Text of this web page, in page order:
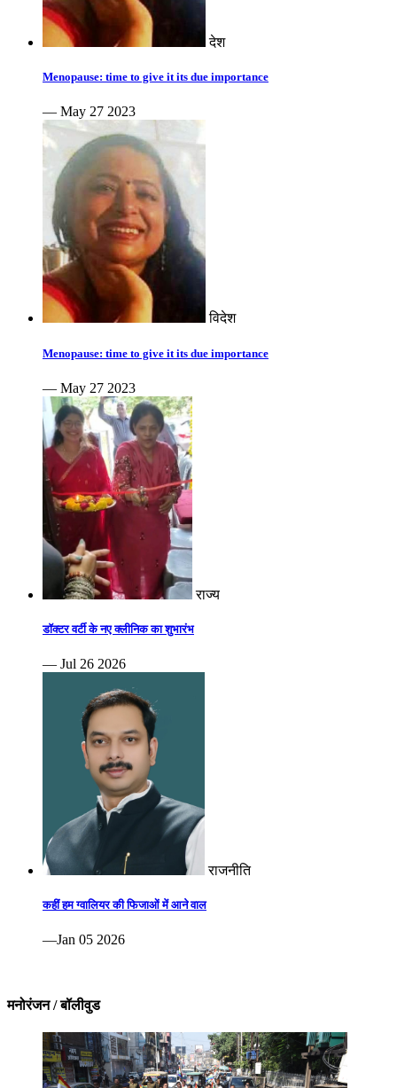
देश
Menopause: time to give it its due importance
— May 27 2023
विदेश
Menopause: time to give it its due importance
— May 27 2023
राज्य
डॉक्टर वर्टी के नए क्लीनिक का शुभारंभ
— Jul 26 2026
राजनीति
कहीं हम ग्वालियर की फिजाओं में आने वाल
—Jan 05 2026
मनोरंजन / बॉलीवुड